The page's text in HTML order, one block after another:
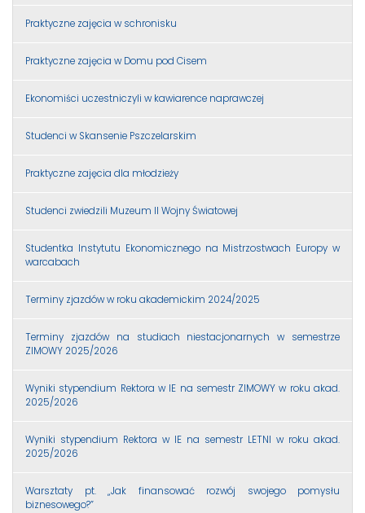
Praktyczne zajęcia w schronisku
Praktyczne zajęcia w Domu pod Cisem
Ekonomiści uczestniczyli w kawiarence naprawczej
Studenci w Skansenie Pszczelarskim
Praktyczne zajęcia dla młodzieży
Studenci zwiedzili Muzeum II Wojny Światowej
Studentka Instytutu Ekonomicznego na Mistrzostwach Europy w
warcabach
Terminy zjazdów w roku akademickim 2024/2025
Terminy zjazdów na studiach niestacjonarnych w semestrze
ZIMOWY 2025/2026
Wyniki stypendium Rektora w IE na semestr ZIMOWY w roku akad.
2025/2026
Wyniki stypendium Rektora w IE na semestr LETNI w roku akad.
2025/2026
Warsztaty pt. „Jak finansować rozwój swojego pomysłu
biznesowego?”